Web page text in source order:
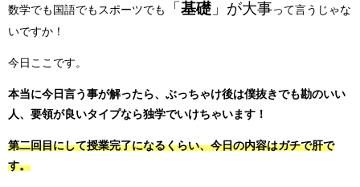
数学でも国語でもスポーツでも 「 基礎 」が大事って言うじゃな
いですか！
今日ここです。
本当に今日言う事が解ったら、ぶっちゃけ後は僕抜きでも勘のいい
人、要領が良いタイプなら独学でいけちゃいます！
第二回目にして授業完了になるくらい、今日の内容はガチで肝で
す。